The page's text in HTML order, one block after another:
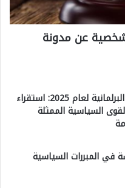
عن مدونة
خارطة الانتخابات البرلمانية لعام 2025: استقراء
السياسية الممثلة
في المبررات السياسية